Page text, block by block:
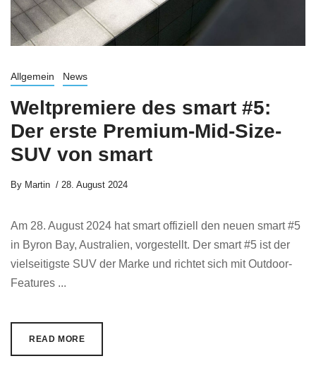
Allgemein News
Weltpremiere des smart #5:
Der erste Premium-Mid-Size-
SUV von smart
By Martin 28. August 2024
Am 28. August 2024 hat smart offiziell den neuen smart #5
in Byron Bay, Australien, vorgestellt. Der smart #5 ist der
vielseitigste SUV der Marke und richtet sich mit Outdoor-
Features ...
READ MORE